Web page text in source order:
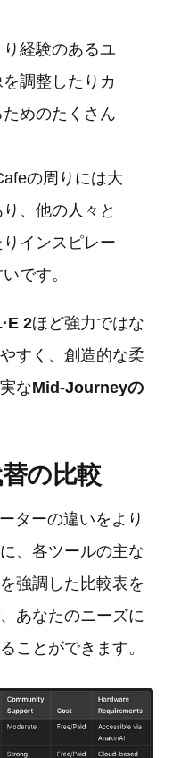
経験のあるユ
調整したりカ
めのたくさん
の周りには大
、他の人々と
インスピレー
です。
2ほど強力ではな
すく、創造的な柔
なMid-Journeyの
の比較
ターの違いをより
、各ツールの主な
強調した比較表を
あなたのニーズに
ことができます。